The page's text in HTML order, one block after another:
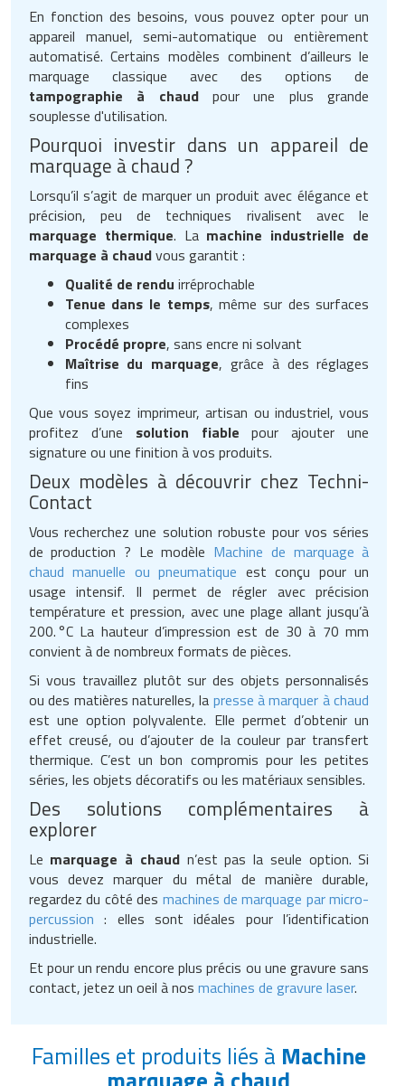
Transformateur électrique
Tubes et profilés
Tuyau flexible
Tuyau galvanisé
Tuyau renforcé
Ventilateurs et aération d'atelier
Traitement du linge
Vestiaires et casiers
Equipements pour roller
Equipements pour skateboard
Equipements pour stade et terrain
sportif
Jeu gymnique
Loisirs
Matériel de fitness
Matériel de musculation
Vêtement sportif
Pompes à sauce
Portes commandes restaurant
Présentoir pour restaurant
Réchaud professionnel
Réfrigérateur professionnel
Restauration foraine
Robinetterie professionnelle
Rôtisserie professionnelle
Sautause professionnelle
Table de cuisson professionnelle
Tables de préparation réfrigérées
Ustensile de cuisine
Vaisselle restaurant
Vitrines réfrigérées
En fonction des besoins, vous pouvez opter pour un
appareil manuel, semi-automatique ou entièrement
automatisé. Certains modèles combinent d’ailleurs le
marquage classique avec des options de
tampographie à chaudpour une plus grande
souplesse d'utilisation.
Pourquoi investir dans un appareil de
marquage à chaud ?
Lorsqu’il s’agit de marquer un produit avec élégance et
précision, peu de techniques rivalisent avec le
marquage thermique. La machine industrielle de
marquage à chaudvous garantit :
Qualité de rendu irréprochable
Tenue dans le temps, même sur des surfaces
complexes
Procédé propre, sans encre ni solvant
Maîtrise du marquage, grâce à des réglages
fins
Que vous soyez imprimeur, artisan ou industriel, vous
profitez d’une solution fiable pour ajouter une
signature ou une finition à vos produits.
Deux modèles à découvrir chez Techni-
Contact
Vous recherchez une solution robuste pour vos séries
de production ? Le modèle Machine de marquage à
chaud manuelle ou pneumatique est conçu pour un
usage intensif. Il permet de régler avec précision
température et pression, avec une plage allant jusqu’à
200. °C La hauteur d’impression est de 30 à 70 mm
convient à de nombreux formats de pièces.
Si vous travaillez plutôt sur des objets personnalisés
ou des matières naturelles, la presse à marquer à chaud
est une option polyvalente. Elle permet d’obtenir un
effet creusé, ou d’ajouter de la couleur par transfert
thermique. C’est un bon compromis pour les petites
séries, les objets décoratifs ou les matériaux sensibles.
Des solutions complémentaires à
explorer
Le marquage à chaudn’est pas la seule option. Si
vous devez marquer du métal de manière durable,
regardez du côté des machines de marquage par micro-
percussion : elles sont idéales pour l’identification
industrielle.
Et pour un rendu encore plus précis ou une gravure sans
contact, jetez un oeil à nos machines de gravure laser.
Familles et produits liés à Machine